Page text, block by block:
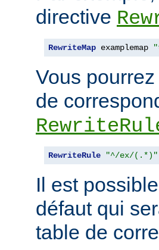
directive
RewriteMap examplemap
Vous
de
RewriteRule "^/ex/(.*)"
Il est
défaut qui
table de